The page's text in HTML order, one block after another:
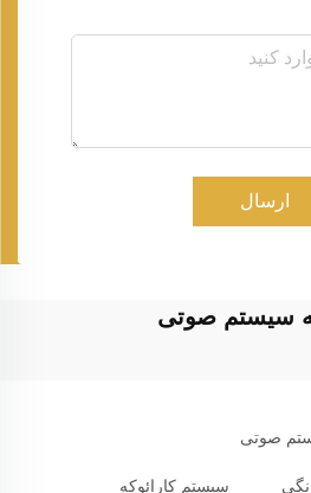
ارسال
سیستم صوتی
صوتی
سیستم کارائوکه